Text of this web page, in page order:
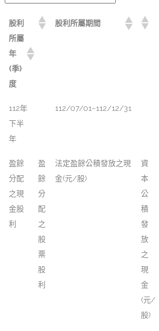
股利
所屬
年
(季)
度
股利所屬期間
112年
下半
年
112/07/01~112/12/31
盈餘
分配
之現
金股
利
盈
餘
分
配
之
股
票
股
利
法定盈餘公積發放之現
金(元/股)
資
本
公
積
發
放
之
現
金
(元/
股)